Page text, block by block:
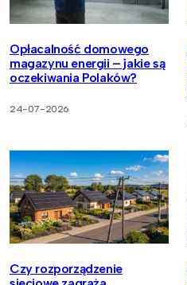
Opłacalność domowego
magazynu energii – jakie są
oczekiwania Polaków?
24-07-2026
Czy rozporządzenie